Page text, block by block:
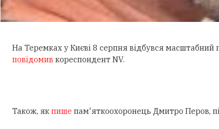
На Теремках у Києві 8 серпня відбувся масштабний
повідомив кореспондент NV.
Також, як пише пам'яткоохоронець Дмитро Перов,